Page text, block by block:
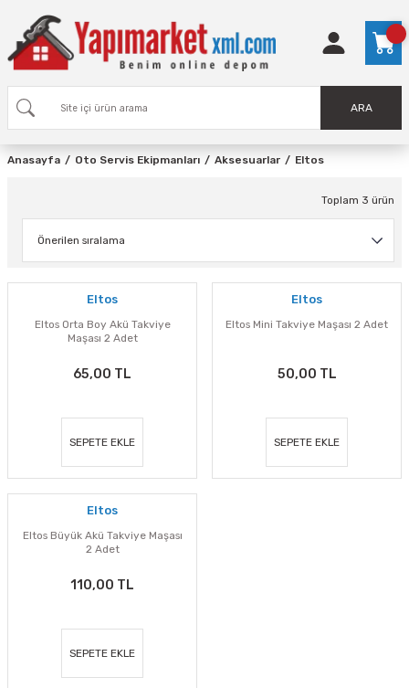
ARA
Anasayfa Oto Servis Ekipmanları Aksesuarlar Eltos
Toplam 3 ürün
Eltos
Eltos Orta Boy Akü Takviye
Maşası 2 Adet
65,00 TL
SEPETE EKLE
Eltos
Eltos Mini Takviye Maşası 2 Adet
50,00 TL
SEPETE EKLE
Eltos
Eltos Büyük Akü Takviye Maşası
2 Adet
110,00 TL
SEPETE EKLE